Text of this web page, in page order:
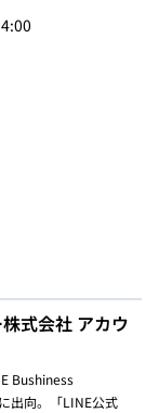
式会社 アカウ
Bushiness
出向。「LINE公式